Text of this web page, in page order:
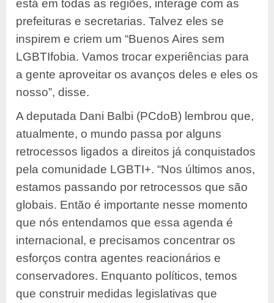
está em todas as regiões, interage com as
prefeituras e secretarias. Talvez eles se
inspirem e criem um “Buenos Aires sem
LGBTIfobia. Vamos trocar experiências para
a gente aproveitar os avanços deles e eles os
nosso”, disse.
A deputada Dani Balbi (PCdoB) lembrou que,
atualmente, o mundo passa por alguns
retrocessos ligados a direitos já conquistados
pela comunidade LGBTI+. “Nos últimos anos,
estamos passando por retrocessos que são
globais. Então é importante nesse momento
que nós entendamos que essa agenda é
internacional, e precisamos concentrar os
esforços contra agentes reacionários e
conservadores. Enquanto políticos, temos
que construir medidas legislativas que